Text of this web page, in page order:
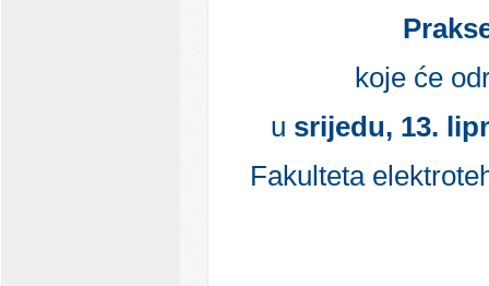
kojeće
u srijedu, 13.
Fakulteta